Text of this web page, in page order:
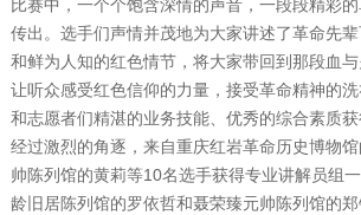
比赛中，一个个饱含深情的声音，一段段精彩
传出。选手们声情并茂地为大家讲述了革命先
和鲜为人知的红色情节，将大家带回到那段血与
让听众感受红色信仰的力量，接受革命精神的
和志愿者们精湛的业务技能、优秀的综合素质获
经过激烈的角逐，来自重庆红岩革命历史博物
帅陈列馆的黄莉等10名选手获得专业讲解员组
龄旧居陈列馆的罗依哲和聂荣臻元帅陈列馆的